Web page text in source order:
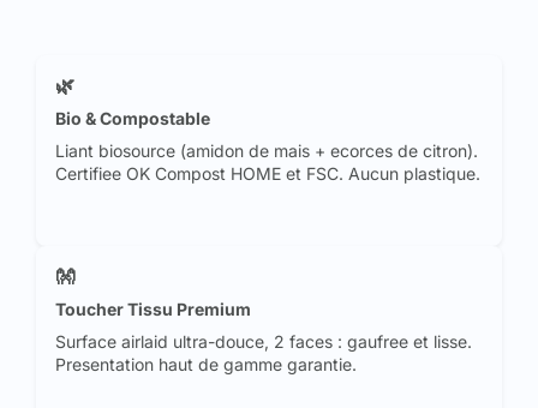
🌿
Bio & Compostable
Liant biosource (amidon de mais + ecorces de citron).
Certifiee OK Compost HOME et FSC. Aucun plastique.
👐
Toucher Tissu Premium
Surface airlaid ultra-douce, 2 faces : gaufree et lisse.
Presentation haut de gamme garantie.